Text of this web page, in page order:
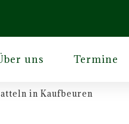
uns Termine
in Kaufbeuren